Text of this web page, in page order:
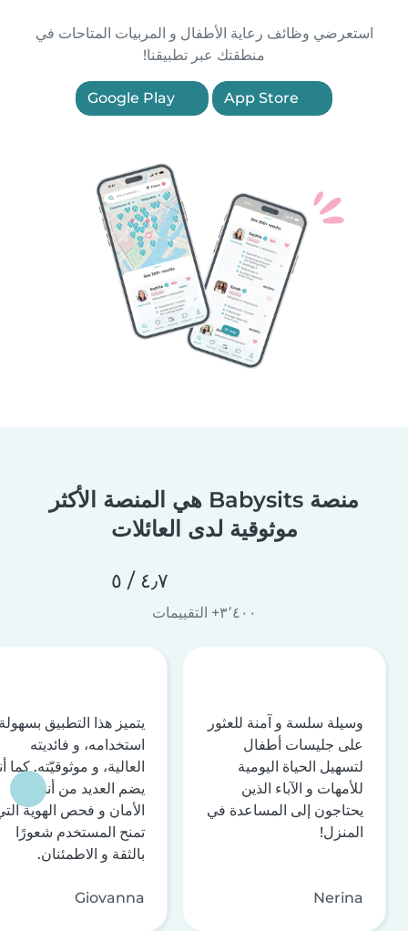
استعرضي وظائف رعاية الأطفال و المربيات المتاحات في
منطقتك عبر تطبيقنا!
منصة Babysits هي المنصة الأكثر
موثوقية لدى العائلات
٤٫٧ / ٥
٣٬٤٠٠+ التقييمات
وسيلة سلسة و آمنة للعثور
على جليسات أطفال
لتسهيل الحياة اليومية
للأمهات و الآباء الذين
يحتاجون إلى المساعدة في
المنزل!
Nerina
يتميز هذا التطبيق
استخدامه، و فائديته
العالية، و موثوقيّته. كما
يضم العديد من أنظمة
الأمان و فحص الهوية
تمنح المستخدم شعورًا
بالثقة و الاطمئنان.
Giovanna